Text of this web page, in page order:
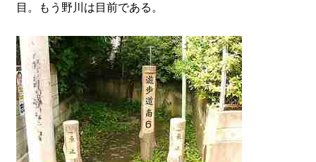
目。もう野川は目前である。